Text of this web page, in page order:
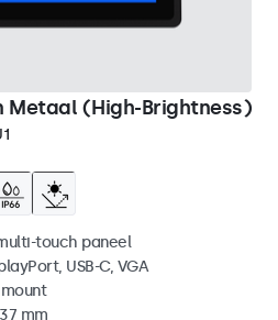
Metaal (High-Brightness)
touch paneel
USB-C, VGA
mm